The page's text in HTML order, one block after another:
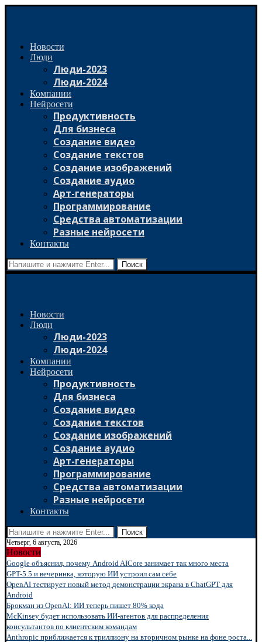
Новости
Люди
Люди-2023
Люди-2024
Компании
Нейросети
Продуктивность
Для бизнеса
Создание видео
Создание текстов
Создание изображений
Создание аудио
Арт-генераторы
Программирование
Средства автоматизации
Разные нейросети
Контакты
Поиск
Новости
Люди
Люди-2023
Люди-2024
Компании
Нейросети
Продуктивность
Для бизнеса
Создание видео
Создание текстов
Создание изображений
Создание аудио
Арт-генераторы
Программирование
Средства автоматизации
Разные нейросети
Контакты
Поиск
Четверг, 6 августа, 2026
Новости
Google объяснил, почему Android AICore занимает так много места
GPT-5.5 и вечеринка, которую ИИ устроил сам себе
OpenAI тестирует новый метод демонстрации экрана в ChatGPT для
Android
Брокман из OpenAI: ИИ теперь пишет 80% кода
McKinsey будет использовать ИИ-агентов для распределения
консультантов по клиентским командам
Anthropic приближается к триллиону на вторичном рынке на фоне роста...